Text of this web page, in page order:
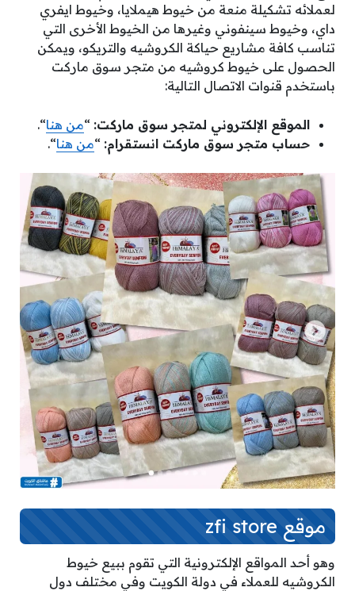
لعملائه تشكيلة منعة من خيوط هيملايا، وخيوط ايفري
داي، وخيوط سينفوني وغيرها من الخيوط الأخرى التي
تناسب كافة مشاريع حياكة الكروشيه والتريكو، ويمكن
الحصول على خيوط كروشيه من متجر سوق ماركت
باستخدم قنوات الاتصال التالية:
الموقع الإلكتروني لمتجر سوق ماركت: “من هنا“.
حساب متجر سوق ماركت انستقرام: “من هنا“.
موقع zfi store
وهو أحد المواقع الإلكترونية التي تقوم ببيع خيوط
الكروشيه للعملاء في دولة الكويت وفي مختلف دول